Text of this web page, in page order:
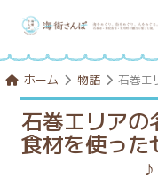
ホーム 物語 石巻エ
石巻エリアの
食材を使った
♪